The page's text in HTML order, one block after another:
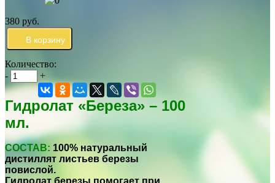
380 руб.
Количество:
-
+
Гидролат «Береза» – 100
мл.
СОСТАВ: 100% натуральный
дистиллят листьев березы
повислой.